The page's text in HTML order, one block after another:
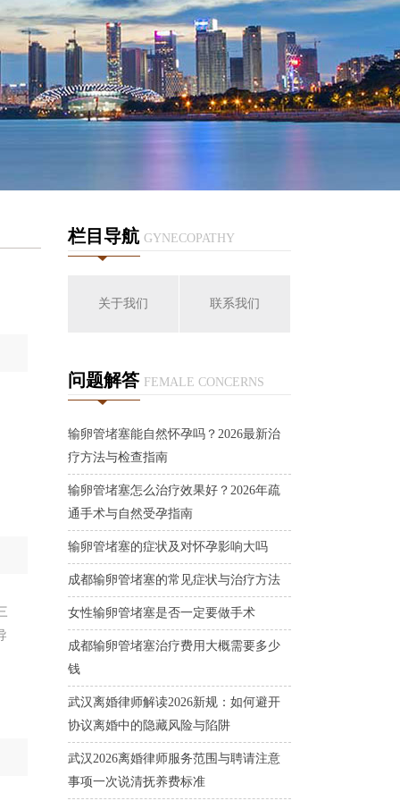
栏目导航 GYNECOPATHY
关于我们 联系我们
问题解答 FEMALE CONCERNS
输卵管堵塞能自然怀孕吗？2026最新治
疗方法与检查指南
输卵管堵塞怎么治疗效果好？2026年疏
通手术与自然受孕指南
输卵管堵塞的症状及对怀孕影响大吗
成都输卵管堵塞的常见症状与治疗方法
女性输卵管堵塞是否一定要做手术
成都输卵管堵塞治疗费用大概需要多少
钱
武汉离婚律师解读2026新规：如何避开
协议离婚中的隐藏风险与陷阱
武汉2026离婚律师服务范围与聘请注意
事项一次说清抚养费标准